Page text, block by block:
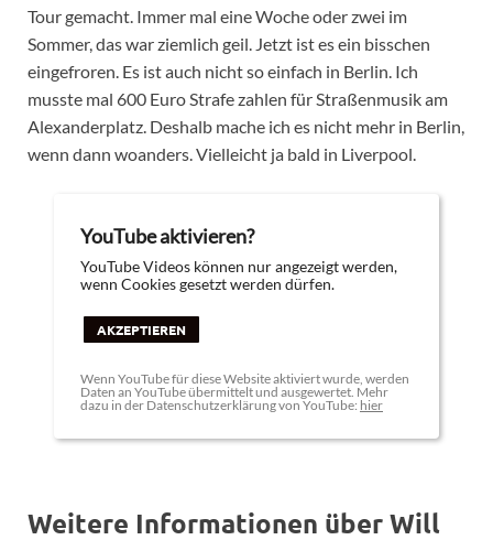
Tour gemacht. Immer mal eine Woche oder zwei im
Sommer, das war ziemlich geil. Jetzt ist es ein bisschen
eingefroren. Es ist auch nicht so einfach in Berlin. Ich
musste mal 600 Euro Strafe zahlen für Straßenmusik am
Alexanderplatz. Deshalb mache ich es nicht mehr in Berlin,
wenn dann woanders. Vielleicht ja bald in Liverpool.
YouTube aktivieren?
YouTube Videos können nur angezeigt werden,
wenn Cookies gesetzt werden dürfen.
AKZEPTIEREN
Wenn YouTube für diese Website aktiviert wurde, werden
Daten an YouTube übermittelt und ausgewertet. Mehr
dazu in der Datenschutzerklärung von YouTube: hier
Weitere Informationen über Will